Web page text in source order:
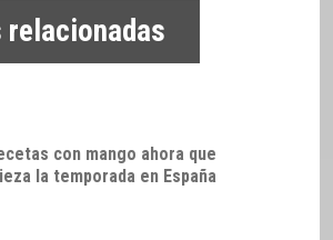
con mango ahora que
la temporada en España